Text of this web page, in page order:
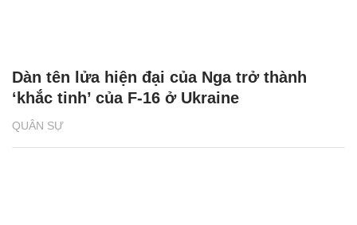
QUÂN SỰ
Dàn tên lửa hiện đại của Nga trở thành
‘khắc tinh’ của F-16 ở Ukraine